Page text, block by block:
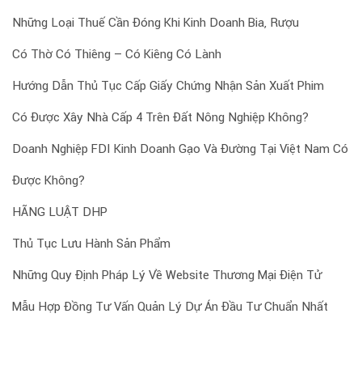
Những Loại Thuế Cần Đóng Khi Kinh Doanh Bia, Rượu
Có Thờ Có Thiêng – Có Kiêng Có Lành
Hướng Dẫn Thủ Tục Cấp Giấy Chứng Nhận Sản Xuất Phim
Có Được Xây Nhà Cấp 4 Trên Đất Nông Nghiệp Không?
Doanh Nghiệp FDI Kinh Doanh Gạo Và Đường Tại Việt Nam Có
Được Không?
HÃNG LUẬT DHP
Thủ Tục Lưu Hành Sản Phẩm
Những Quy Định Pháp Lý Về Website Thương Mại Điện Tử
Mẫu Hợp Đồng Tư Vấn Quản Lý Dự Án Đầu Tư Chuẩn Nhất